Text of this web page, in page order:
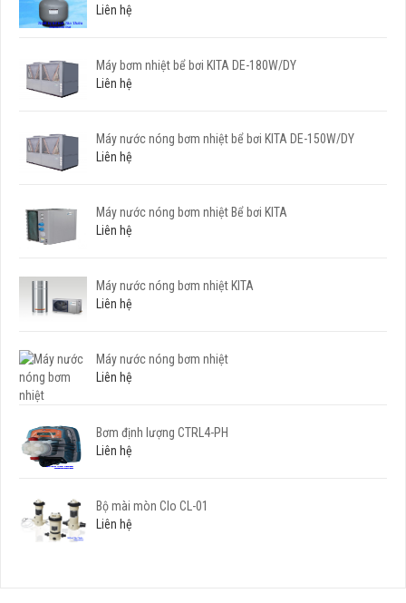
Liên hệ
Máy bơm nhiệt bể bơi KITA DE-180W/DY
Liên hệ
Máy nước nóng bơm nhiệt bể bơi KITA DE-150W/DY
Liên hệ
Máy nước nóng bơm nhiệt Bể bơi KITA
Liên hệ
Máy nước nóng bơm nhiệt KITA
Liên hệ
Máy nước nóng bơm nhiệt
Liên hệ
Bơm định lượng CTRL4-PH
Liên hệ
Bộ mài mòn Clo CL-01
Liên hệ